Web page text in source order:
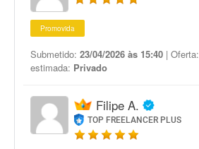
Promovida
Submetido: 23/04/2026 às 15:40 | Oferta:
estimada: Privado
Filipe A.
TOP FREELANCER PLUS